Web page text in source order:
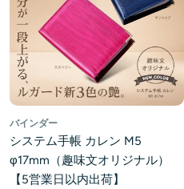
バインダー
システム手帳 カレン M5
φ17mm（趣味文オリジナル）
【5営業日以内出荷】